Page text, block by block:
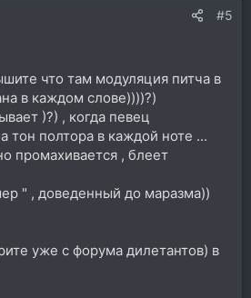
#5
что там модуляция питча в
в каждом слове))))?)
)?) , когда певец
тон полтора в каждой ноте ...
промахивается , блеет
" , доведенный до маразма))
уже с форума дилетантов) в